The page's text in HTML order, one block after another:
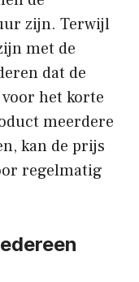
zijn. Terwijl
met de
dat de
het korte
meerdere
kan de prijs
regelmatig